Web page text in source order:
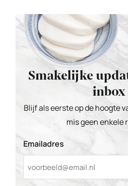
Smakelijke
inbox
Blijf als eerste op de hoogte
mis geen enkele
Emailadres